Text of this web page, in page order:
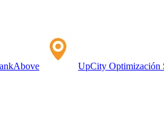
UpCity Optimización